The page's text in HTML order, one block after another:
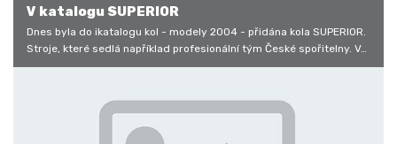
V katalogu SUPERIOR
Dnes byla do ikatalogu kol - modely 2004 - přidána kola SUPERIOR.
Stroje, které sedlá například profesionální tým České spořitelny. V…